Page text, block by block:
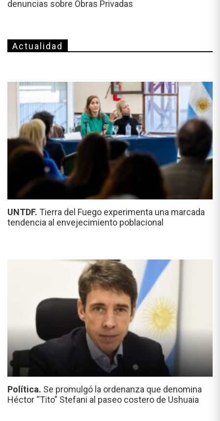
denuncias sobre Obras Privadas
Actualidad
UNTDF. Tierra del Fuego experimenta una marcada
tendencia al envejecimiento poblacional
Política. Se promulgó la ordenanza que denomina
Héctor “Tito” Stefani al paseo costero de Ushuaia